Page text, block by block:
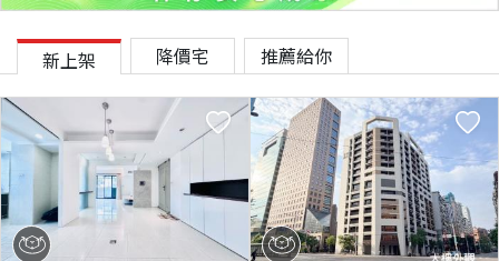
新上架 降價宅 推薦給你